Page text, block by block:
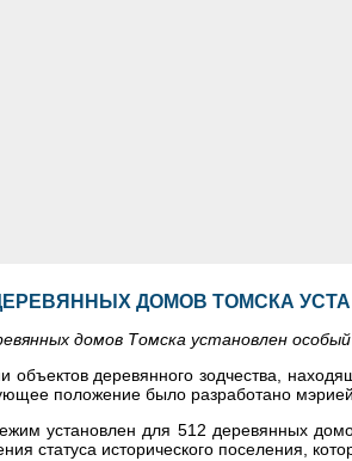
ДОМОВ ТОМСКА
домов Томска установлен
объектов деревянного зодчества,
положение было разработано
установлен для 512 деревянных
статуса исторического поселения,